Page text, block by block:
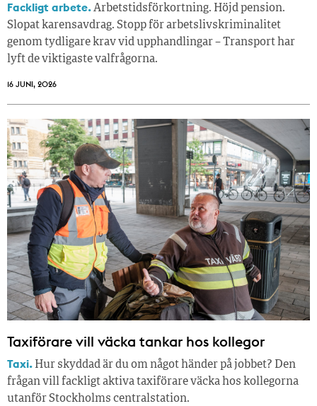
Fackligt arbete.Arbetstidsförkortning. Höjd pension.
Slopat karensavdrag. Stopp för arbetslivskriminalitet
genom tydligare krav vid upphandlingar – Transport har
lyft de viktigaste valfrågorna.
16 JUNI, 2026
Taxiförare vill väcka tankar hos kollegor
Taxi. Hur skyddad är du om något händer på jobbet? Den
frågan vill fackligt aktiva taxiförare väcka hos kollegorna
utanför Stockholms centralstation.